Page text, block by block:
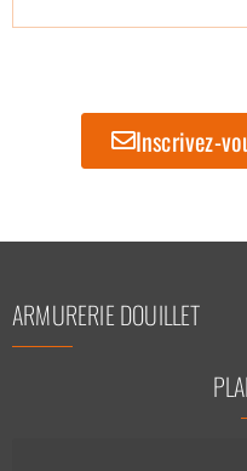
Inscrivez-
ARMURERIE DOUILLET